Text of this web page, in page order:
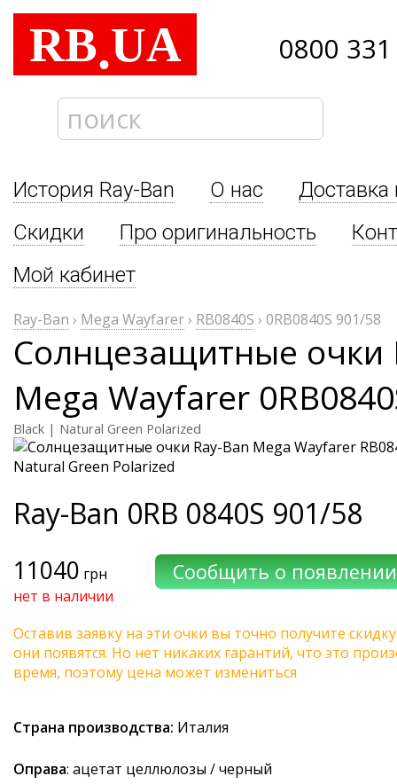
RB.UA 0800
История Ray-Ban О нас
Доставка
Скидки
Про оригинальность
Мой кабинет
Ray-Ban › Mega Wayfarer› RB0840S › 0RB0840S 901/58
Солнцезащитные очки
Mega Wayfarer
Black | Natural Green Polarized
Ray-Ban 0RB 0840S 901/58
11040 грн
нет в наличии
Оставив заявку на эти очки вы точно получите
они появятся. Но нет никаких гарантий, что это
время, поэтому цена может измениться
Страна производства: Италия
Оправа: ацетат целлюлозы / черный